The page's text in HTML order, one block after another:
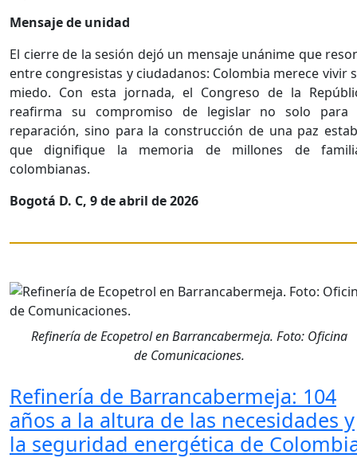
Mensaje de unidad
El cierre de la sesión dejó un mensaje unánime que
entre congresistas y ciudadanos: Colombia merece vivir
miedo. Con esta jornada, el Congreso de la
reafirma su compromiso de legislar no solo para
reparación, sino para la construcción de una paz
que dignifique la memoria de millones de
colombianas.
Bogotá D. C, 9 de abril de 2026
Refinería de Ecopetrol en Barrancabermeja. Foto: Oficina
de Comunicaciones.
Refinería de Barrancabermeja: 104
años a la altura de las necesidades y
la seguridad energética de